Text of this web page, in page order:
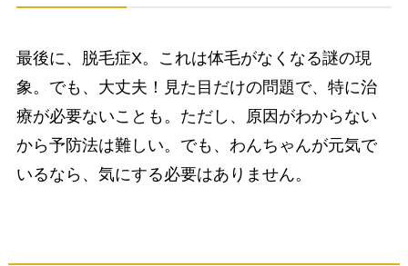
最後に、脱毛症X。これは体毛がなくなる謎の現
象。でも、大丈夫！見た目だけの問題で、特に治
療が必要ないことも。ただし、原因がわからない
から予防法は難しい。でも、わんちゃんが元気で
いるなら、気にする必要はありません。